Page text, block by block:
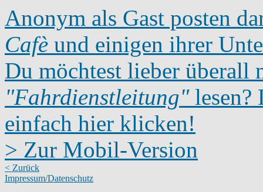
Anonym als Gast posten
Cafè und einigen ihrer
Du möchtest lieber überall
"Fahrdienstleitung"lesen?
einfach hier klicken!
> Zur Mobil-Version
< Zurück
Impressum/Datenschutz